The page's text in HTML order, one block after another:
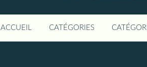
ACCUEIL CATÉGORIES